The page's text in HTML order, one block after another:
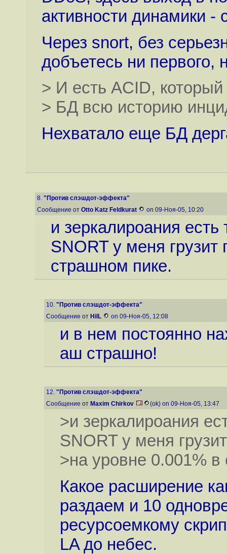
активности динамики -
Через snort, без
добъетесь ни первого,
> И есть ACID, который
> БД всю историю
Нехватало еще БД
8. "Против слэшдот-эффекта"
Сообщение от Otto Katz Feldkurat on 09-Ноя-05, 10:20
и зеркалироания
SNORT у меня
страшном пике.
10. "Против слэшдот-эффекта"
Сообщение от HilL on 09-Ноя-05, 12:08
и в нем постоянно
аш страшно!
12. "Против слэшдот-эффекта"
Сообщение от Maxim Chirkov (ok) on 09-Ноя-05, 13:47
>и зеркалироания
SNORT у меня
>на уровне 0.001%
Какое расширение
раздаем и 10
ресурсоемкому
LA до небес.